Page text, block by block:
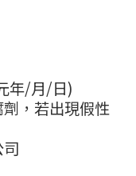
年/月/日)
劑，若出現假性